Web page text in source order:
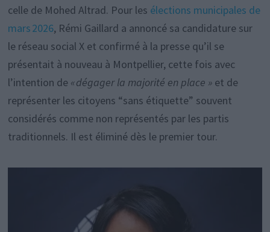
celle de Mohed Altrad. Pour les élections municipales de
mars 2026, Rémi Gaillard a annoncé sa candidature sur
le réseau social X et confirmé à la presse qu’il se
présentait à nouveau à Montpellier, cette fois avec
l’intention de « dégager la majorité en place »et de
représenter les citoyens “sans étiquette” souvent
considérés comme non représentés par les partis
traditionnels. Il est éliminé dès le premier tour.